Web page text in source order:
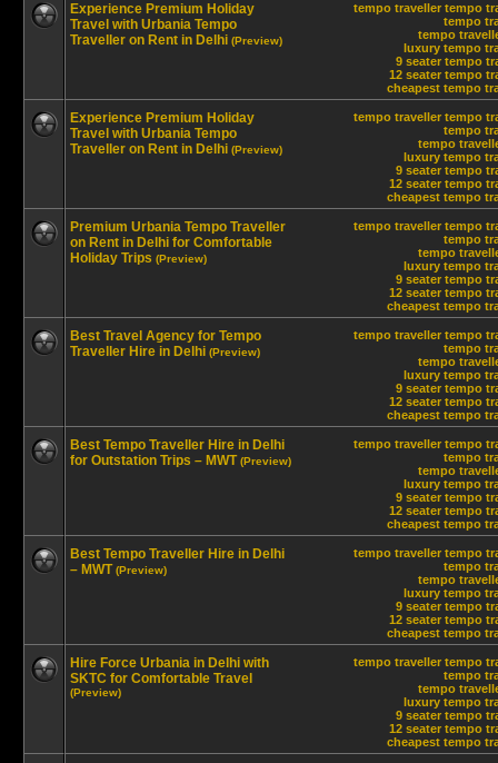
tempo traveller tempo
tempo
tempo
luxury tempo
9 seater tempo
12 seater tempo
cheapest tempo
Experience Premium Holiday
Travel with Urbania Tempo
Traveller on Rent in Delhi (Preview)
tempo traveller tempo
tempo
tempo
luxury tempo
9 seater tempo
12 seater tempo
cheapest tempo
Experience Premium Holiday
Travel with Urbania Tempo
Traveller on Rent in Delhi (Preview)
tempo traveller tempo
tempo
tempo
luxury tempo
9 seater tempo
12 seater tempo
cheapest tempo
Premium Urbania Tempo Traveller
on Rent in Delhi for Comfortable
Holiday Trips (Preview)
tempo traveller tempo
tempo
tempo
luxury tempo
9 seater tempo
12 seater tempo
cheapest tempo
Best Travel Agency for Tempo
Traveller Hire in Delhi (Preview)
tempo traveller tempo
tempo
tempo
luxury tempo
9 seater tempo
12 seater tempo
cheapest tempo
Best Tempo Traveller Hire in Delhi
for Outstation Trips – MWT (Preview)
tempo traveller tempo
tempo
tempo
luxury tempo
9 seater tempo
12 seater tempo
cheapest tempo
Best Tempo Traveller Hire in Delhi
– MWT (Preview)
tempo traveller tempo
tempo
tempo
luxury tempo
9 seater tempo
12 seater tempo
cheapest tempo
Hire Force Urbania in Delhi with
SKTC for Comfortable Travel
(Preview)